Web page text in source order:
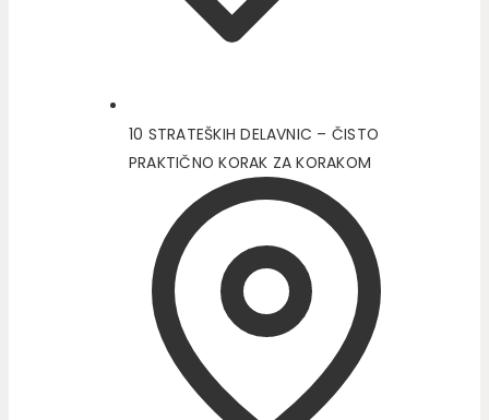
10 STRATEŠKIH DELAVNIC – ČISTO
PRAKTIČNO KORAK ZA KORAKOM